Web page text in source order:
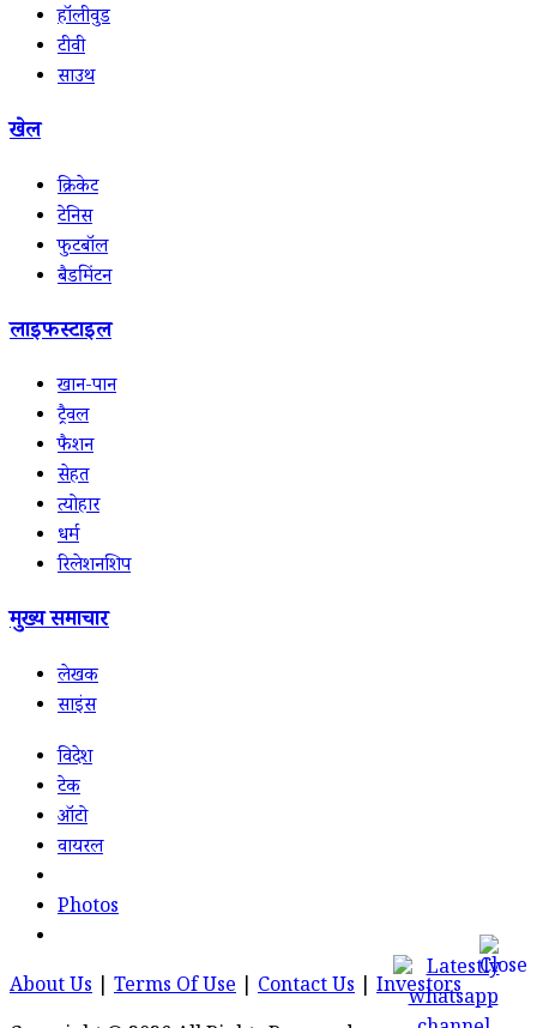
हॉलीवुड
टीवी
साउथ
खेल
क्रिकेट
टेनिस
फुटबॉल
बैडमिंटन
लाइफस्टाइल
खान-पान
ट्रैवल
फैशन
सेहत
त्योहार
धर्म
रिलेशनशिप
मुख्य समाचार
लेखक
साइंस
विदेश
टेक
ऑटो
वायरल
Photos
About Us | Terms Of Use | Contact Us | Investors